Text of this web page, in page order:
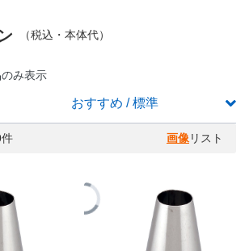
（税込・本体代）
み表示
画像 リスト